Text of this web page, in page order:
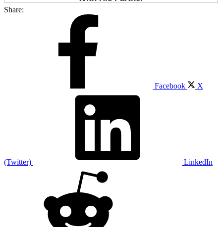
Share:
Facebook X
(Twitter) LinkedIn